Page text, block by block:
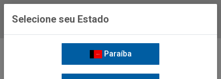
Selecione seu Estado
Paraíba